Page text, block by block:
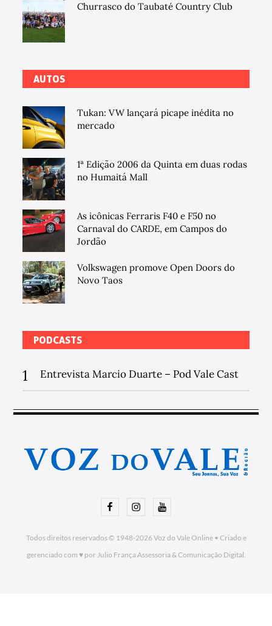
Churrasco do Taubaté Country Club
AUTOS
Tukan: VW lançará picape inédita no
mercado
1ª Edição 2006 da Quinta em duas rodas
no Humaitá Mall
As icônicas Ferraris F40 e F50 no
Carnaval do CARDE, em Campos do
Jordão
Volkswagen promove Open Doors do
Novo Taos
PODCASTS
1 Entrevista Marcio Duarte – Pod Vale Cast
FacebookInstagramYoutube
Todos direitos reservados © 1948-2026Voz do Vale Online• Criado e
gerenciado com ♥ por Julio França Assessoria& Comunicação Digital.